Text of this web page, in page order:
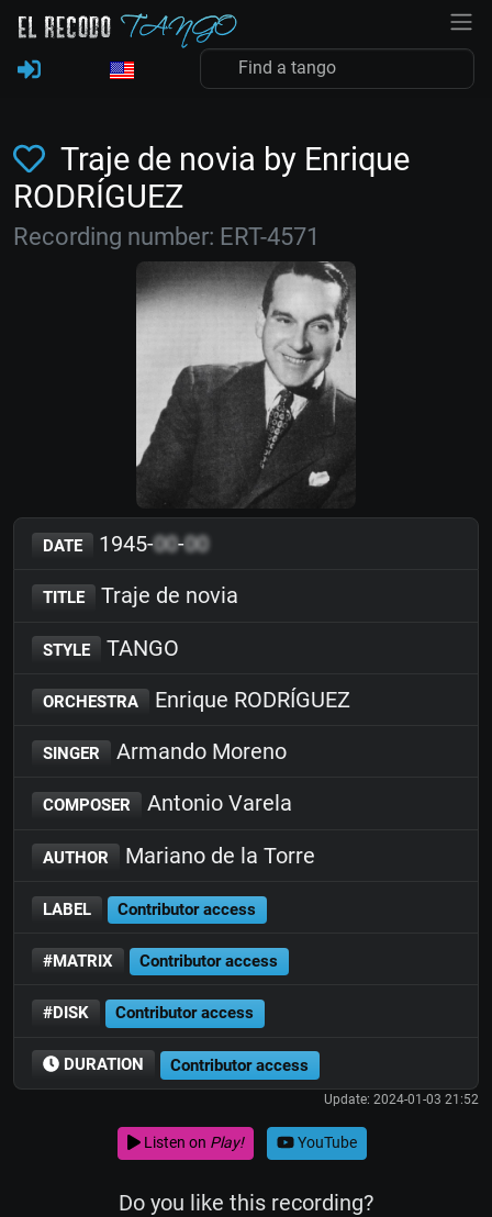
Traje de novia by Enrique
RODRÍGUEZ
Recording number: ERT-4571
DATE 1945-00-00
TITLE Traje de novia
STYLE TANGO
ORCHESTRA Enrique RODRÍGUEZ
SINGER Armando Moreno
COMPOSER Antonio Varela
AUTHOR Mariano de la Torre
LABEL Contributor access
#MATRIX Contributor access
#DISK Contributor access
DURATION Contributor access
Update: 2024-01-03 21:52
Listen on Play! YouTube
Do you like this recording?